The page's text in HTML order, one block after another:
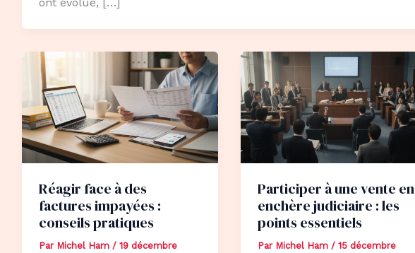
Réagir face à des
factures impayées :
conseils pratiques
Par Michel Ham / 19 décembre
Participer à une vente en
enchère judiciaire : les
points essentiels
Par Michel Ham / 15 décembre